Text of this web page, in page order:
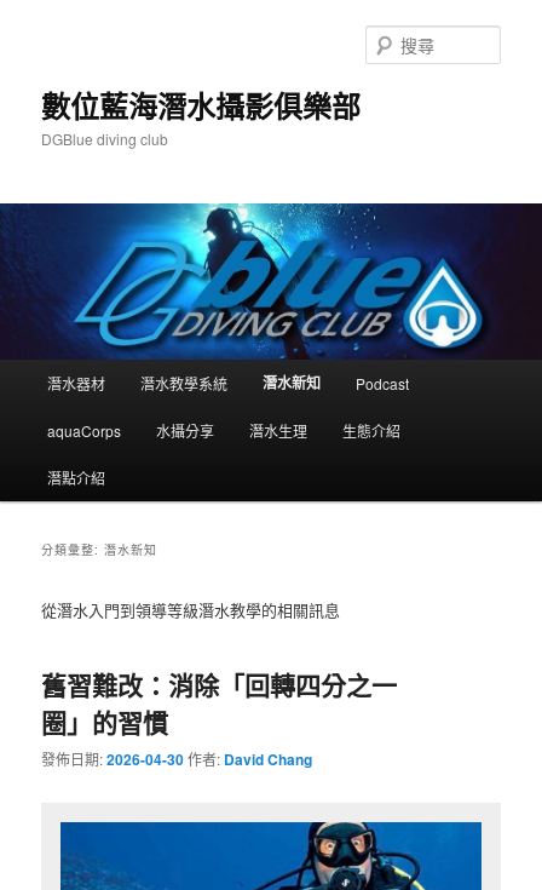
數位藍海潛水攝影俱樂部
DGBlue diving club
尋
潛水器材 潛水教學系統 潛水新知 Podcast
aquaCorps 水攝分享 潛水生理 生態介紹
潛點介紹
分類彙整:潛水新知
從潛水入門到領導等級潛水教學的相關訊息
舊習難改：消除「回轉四分之一
圈」的習慣
發佈日期:2026-04-30作者: David Chang